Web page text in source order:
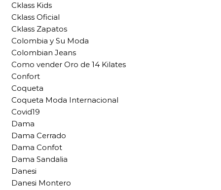
Cklass Kids
Cklass Oficial
Cklass Zapatos
Colombia y Su Moda
Colombian Jeans
Como vender Oro de 14 Kilates
Confort
Coqueta
Coqueta Moda Internacional
Covid19
Dama
Dama Cerrado
Dama Confot
Dama Sandalia
Danesi
Danesi Montero